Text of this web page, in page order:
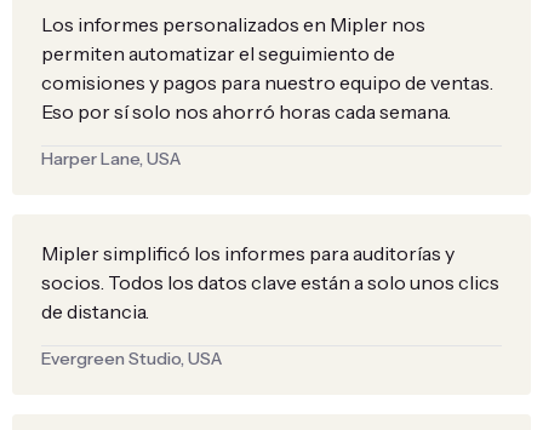
Los informes personalizados en Mipler nos
permiten automatizar el seguimiento de
comisiones y pagos para nuestro equipo de ventas.
Eso por sí solo nos ahorró horas cada semana.
Harper Lane, USA
Mipler simplificó los informes para auditorías y
socios. Todos los datos clave están a solo unos clics
de distancia.
Evergreen Studio, USA